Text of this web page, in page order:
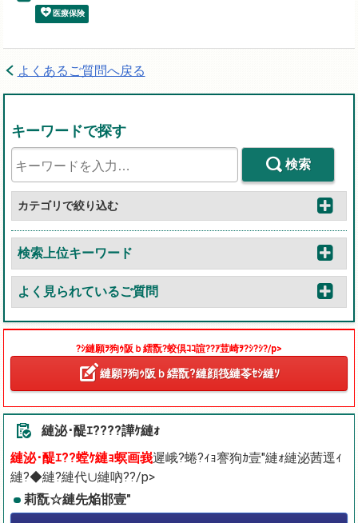
医療保険
よくあるご質問へ戻る
キーワードで探す
検索
カテゴリで絞り込む
検索上位キーワード
よく見られているご質問
?ｼ縺願ｦ狗ｩ阪ｂ繧翫?蛟倶ｺｺ諠??ｱ荳崎ｦ?ｼ?ｼ?/p>
縺願ｦ狗ｩ阪ｂ繧翫?縺顔筏縺苓ｾｼ縺ｿ
縺泌･醍ｴ????譁ｹ縺ｫ
縺泌･醍ｴ??螳ｹ縺ｮ螟画峩遲峨?蜷?ｨｮ謇狗ｶ壹″縺ｫ縺泌茜逕ｨ
縺?◆縺?縺代∪縺吶??/p>
莉翫☆縺先焔邯壹″